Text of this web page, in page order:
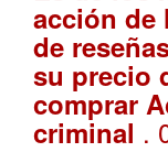
acción de
de
su precio
comprar
criminal .